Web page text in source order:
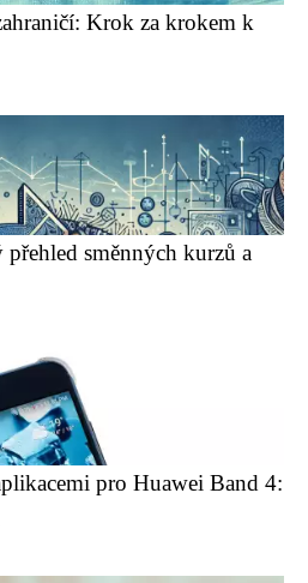
Krok za krokem k
směnných kurzů a
pro Huawei Band 4: